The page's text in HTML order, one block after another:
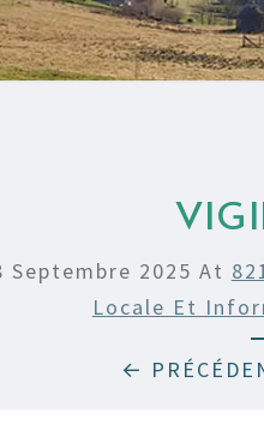
Septembre 2025 At
Locale Et
←